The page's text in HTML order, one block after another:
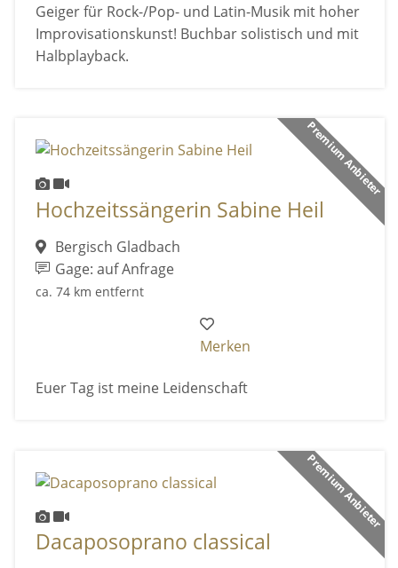
Geiger für Rock-/Pop- und Latin-Musik mit hoher
Improvisationskunst! Buchbar solistisch und mit
Halbplayback.
Premium Anbieter
Hochzeitssängerin Sabine Heil
Bergisch Gladbach
Gage: auf Anfrage
ca. 74 km entfernt
Merken
Euer Tag ist meine Leidenschaft
Premium Anbieter
Dacaposoprano classical